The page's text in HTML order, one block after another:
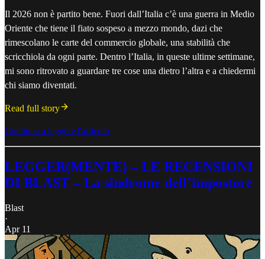
Il 2026 non è partito bene. Fuori dall’Italia c’è una guerra in Medio
Oriente che tiene il fiato sospeso a mezzo mondo, dazi che
rimescolano le carte del commercio globale, una stabilità che
scricchiola da ogni parte. Dentro l’Italia, in queste ultime settimane,
mi sono ritrovato a guardare tre cose una dietro l’altra e a chiedermi
chi siamo diventati.
Read full story
Continua a leggere l'articolo
LEGGER(MENTE) – LE RECENSIONI
DI BLAST – La sindrome dell’impostore
Blast
·
Apr 11